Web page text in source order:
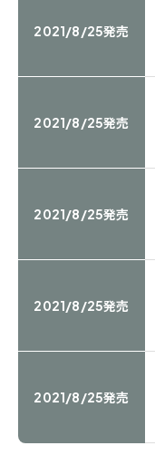
2021/8/25発売
2021/8/25発売
2021/8/25発売
2021/8/25発売
2021/8/25発売